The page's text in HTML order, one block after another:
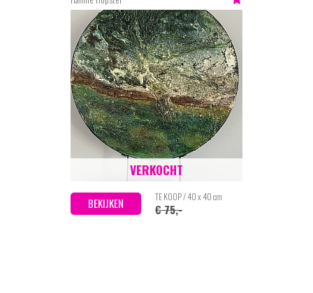
BEKIJKEN TE KOOP / 40 x 40 cm
€ 75,-
VERKOCHT